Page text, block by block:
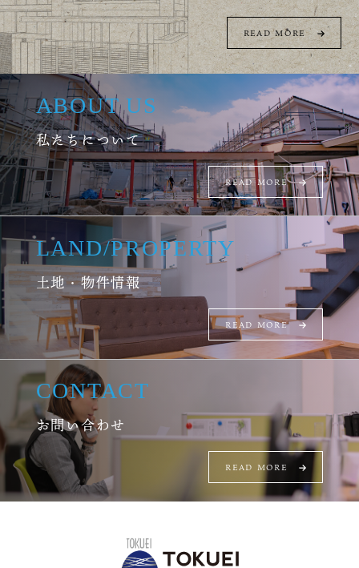
READ MORE
ABOUT US
私たちについて
READ MORE
LAND/PROPERTY
土地・物件情報
READ MORE
CONTACT
お問い合わせ
READ MORE